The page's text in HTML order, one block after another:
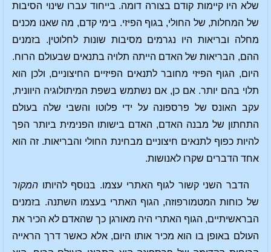
שלא היו קיימות קודם בצורה דומה. בייחוד עברו שינוי הסיבות
של המחלות, של החולי, בגוף הפיזי. בימי קדם, מה שאנו מכנים
מחלה ובריאות היו נגרמים מסיבות שונות לחלוטין. בזמנים
ההם, הבריאות של האדם הייתה תלויה בתנאים שבעולם הרוח.
היום, הגוף הפיזי מחובר לתנאים הפיזיים החיצוניים, ולכן הוא
תלוי בהם יותר. אם כן, אם נשתמש בשפת המיתולוגיה היוונית,
עקב האונס של פרספונה על ידי פלוטו והשבי שלה בעולם
התחתון של מבנה האדם, האדם בישותו הפנימית ביותר הפך
להיות כפוף לתנאים חיצוניים מבחינת החולי והבריאות. זה הוא
אחד הדברים שקרו לאנושות.
הדבר השני קשור לגוף האתרי עצמו. בנוסף להיותו המקור
של כוחות המטמורפוזה, הגוף האתרי בעצמו השתנה. בזמנים
הבראשיתיים, הגוף האתרי היה מאורגן כך שהאדם לא הכיר את
העולם באופן בו הוא מכיר אותו היום, אלא כאשר דרך הראייה